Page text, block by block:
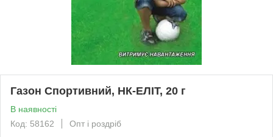
Газон Спортивний, НК-ЕЛІТ, 20 г
В наявності
Код: 58162
Опт і роздріб